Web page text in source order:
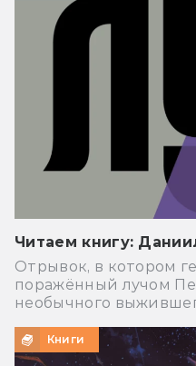
Читаем книгу:
Отрывок, в котором
поражённый лучом
необычного
Книги